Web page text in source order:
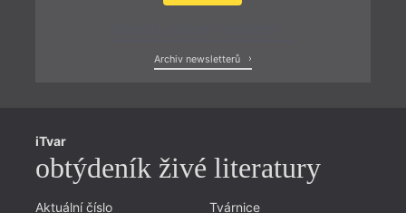
Archiv newsletterů
iTvar
obtýdeník živé literatury
Aktuální číslo
Tvárnice